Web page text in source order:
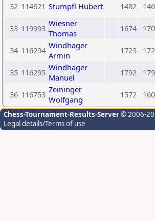
32 114621 Stumpfl Hubert 1482
33 119993 Wiesner
Thomas
1674
34 116294 Windhager
Armin
1723
35 116295 Windhager
Manuel
1792
36 116753 Zeininger
Wolfgang
1572
Chess-Tournament-Results-Server© 2006-
Legal details/Terms of use